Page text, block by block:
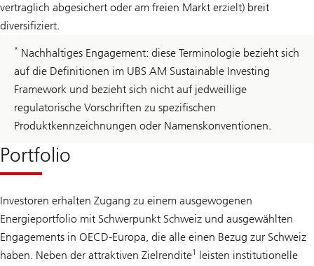
vertraglich abgesichert oder am freien Markt erzielt) breit
diversifiziert.
* Nachhaltiges Engagement: diese Terminologie bezieht sich
auf die Definitionen im UBS AM Sustainable Investing
Framework und bezieht sich nicht auf jedweillige
regulatorische Vorschriften zu spezifischen
Produktkennzeichnungen oder Namenskonventionen.
Portfolio
Investoren erhalten Zugang zu einem ausgewogenen
Energieportfolio mit Schwerpunkt Schweiz und ausgewählten
Engagements in OECD-Europa, die alle einen Bezug zur Schweiz
haben. Neben der attraktiven Zielrendite1 leisten institutionelle